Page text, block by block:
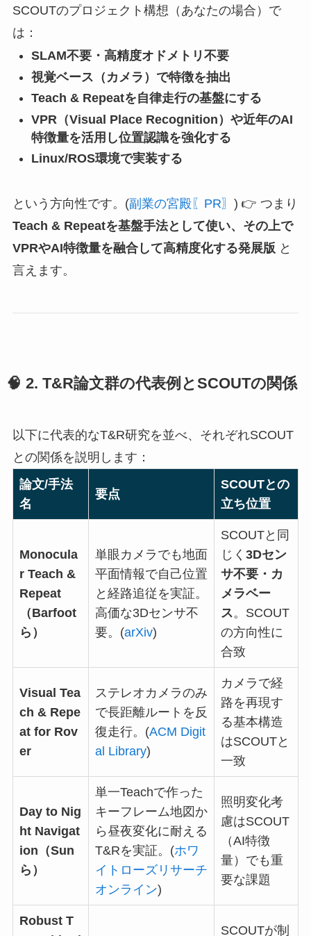
SCOUTのプロジェクト構想（あなたの場合）で
は：
SLAM不要・高精度オドメトリ不要
視覚ベース（カメラ）で特徴を抽出
Teach & Repeatを自律走行の基盤にする
VPR（Visual Place Recognition）や近年のAI
特徴量を活用し位置認識を強化する
Linux/ROS環境で実装する
という方向性です。(副業の宮殿〖PR〗 ) 👉 つまり
Teach & Repeatを基盤手法として使い、その上で
VPRやAI特徴量を融合して高精度化する発展版 と
言えます。
🧠 2. T&R論文群の代表例とSCOUTの関係
以下に代表的なT&R研究を並べ、それぞれSCOUT
との関係を説明します：
論文/手法
名
要点
SCOUTとの
立ち位置
Monocula
r Teach &
Repeat
（Barfoot
ら）
単眼カメラでも地面
平面情報で自己位置
と経路追従を実証。
高価な3Dセンサ不
要。(arXiv)
SCOUTと同
じく 3Dセン
サ不要・カ
メラベー
ス。SCOUT
の方向性に
合致
Visual Tea
ch & Repe
at for Rov
er
ステレオカメラのみ
で長距離ルートを反
復走行。(ACM Digit
al Library)
カメラで経
路を再現す
る基本構造
はSCOUTと
一致
Day to Nig
ht Navigat
ion（Sun
ら）
単一Teachで作った
キーフレーム地図か
ら昼夜変化に耐える
T&Rを実証。(ホワ
イトローズリサーチ
オンライン)
照明変化考
慮はSCOUT
（AI特徴
量）でも重
要な課題
Robust T
SCOUTが制